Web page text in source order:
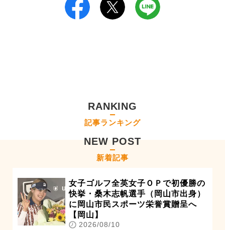
RANKING
記事ランキング
NEW POST
新着記事
女子ゴルフ全英女子ＯＰで初優勝の
快挙・桑木志帆選手（岡山市出身）
に岡山市民スポーツ栄誉賞贈呈へ
【岡山】
2026/08/10